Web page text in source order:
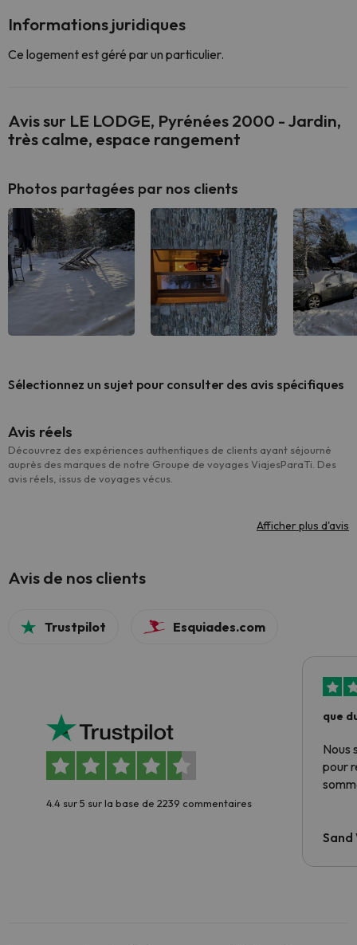
Informations juridiques
Ce logement est géré par un particulier.
Avis sur LE LODGE, Pyrénées 2000 - Jardin,
très calme, espace rangement
Photos partagées par nos clients
Sélectionnez un sujet pour consulter des avis spécifiques
Avis réels
Découvrez des expériences authentiques de clients ayant séjourné
auprès des marques de notre Groupe de voyages ViajesParaTi. Des
avis réels, issus de voyages vécus.
Afficher plus d'avis
Avis de nos clients
Trustpilot Esquiades.com
4.4 sur 5 sur la base de 2239 commentaires
que
Nous
pour
Sand